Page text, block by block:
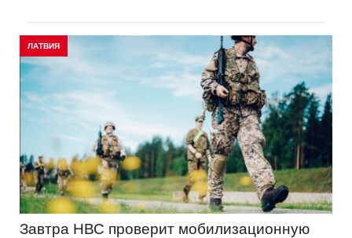
ЛАТВИЯ
Завтра НВС проверит мобилизационную